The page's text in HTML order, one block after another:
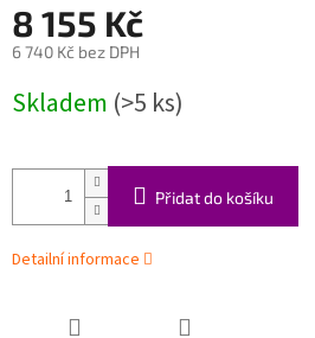
8 155 Kč
6 740 Kč bez DPH
cena:
Skladem (>5 ks)
Přidat do košíku
Detailní informace